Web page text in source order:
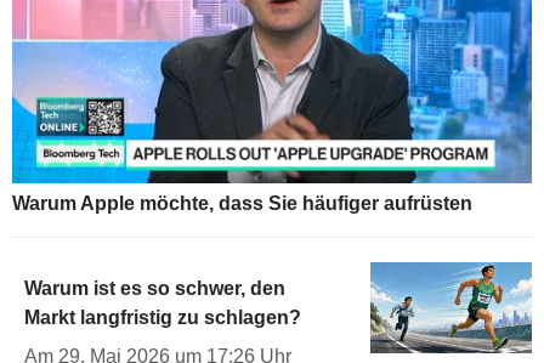
Warum Apple möchte, dass Sie häufiger aufrüsten
Warum ist es so schwer, den
Markt langfristig zu schlagen?
Am 29. Mai 2026 um 17:26 Uhr